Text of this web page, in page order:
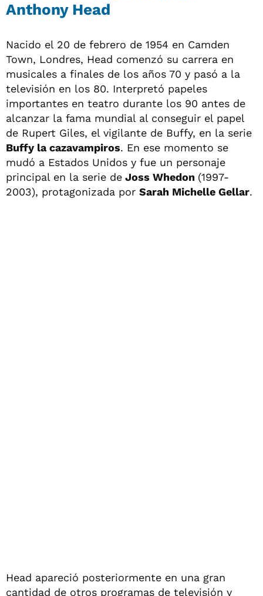
Anthony Head
Nacido el 20 de febrero de 1954 en Camden
Town, Londres, Head comenzó su carrera en
musicales a finales de los años 70 y pasó a la
televisión en los 80. Interpretó papeles
importantes en teatro durante los 90 antes de
alcanzar la fama mundial al conseguir el papel
de Rupert Giles, el vigilante de Buffy, en la serie
Buffy la cazavampiros. En ese momento se
mudó a Estados Unidos y fue un personaje
principal en la serie de Joss Whedon (1997-
2003), protagonizada por Sarah Michelle Gellar.
Head apareció posteriormente en una gran
cantidad de otros programas de televisión y